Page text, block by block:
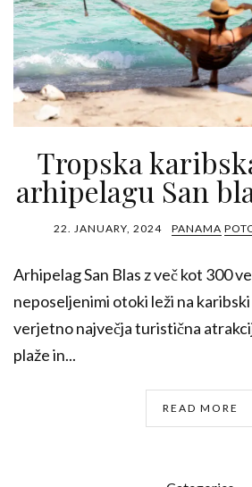
Tropska
arhipelagu San
22. JANUARY, 2024 PANAMA
Arhipelag San Blas z več kot 300
neposeljenimi otoki leži na
verjetno največja turistična
plaže in...
READ MORE